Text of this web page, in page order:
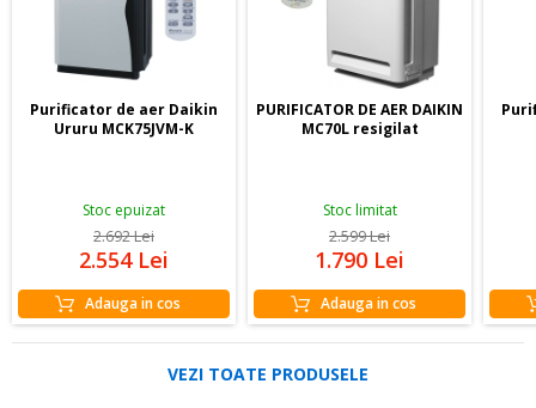
Purificator de aer Daikin
Ururu MCK75JVM-K
Stoc epuizat
2.692Lei
2.554 Lei
Adauga in cos
PURIFICATOR DE AER DAIKIN
MC70L resigilat
Stoc limitat
2.599Lei
1.790 Lei
Adauga in cos
VEZI TOATE PRODUSELE